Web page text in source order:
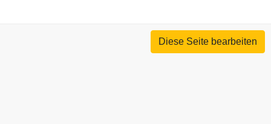
Diese Seite bearbeiten